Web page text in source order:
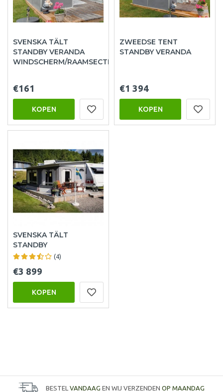
SVENSKA TÄLT
STANDBY VERANDA
WINDSCHERM/RAAMSECTIES
€161
KOPEN
ZWEEDSE TENT
STANDBY VERANDA
€1 394
KOPEN
SVENSKA TÄLT
STANDBY
(4)
€3 899
KOPEN
BESTEL VANDAAG EN WIJ VERZENDEN OP MAANDAG